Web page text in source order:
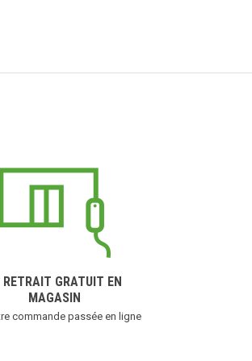
RETRAIT GRATUIT EN
MAGASIN
commande passée en ligne